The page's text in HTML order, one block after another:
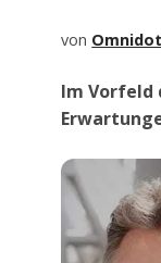
von
Im Vorfeld